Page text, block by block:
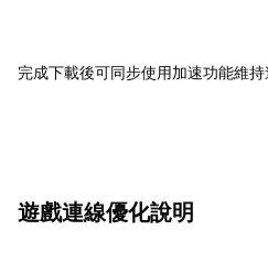
完成下載後可同步使用加速功能維
遊戲連線優化說明